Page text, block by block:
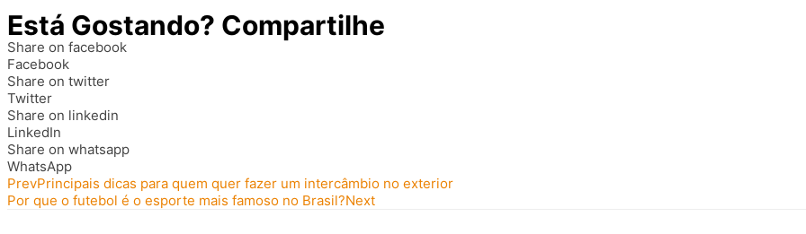
Está Gostando? Compartilhe
Share on facebook
Facebook
Share on twitter
Twitter
Share on linkedin
LinkedIn
Share on whatsapp
WhatsApp
PrevPrincipais dicas para quem quer fazer um intercâmbio no exterior
Por que o futebol é o esporte mais famoso no Brasil?Next